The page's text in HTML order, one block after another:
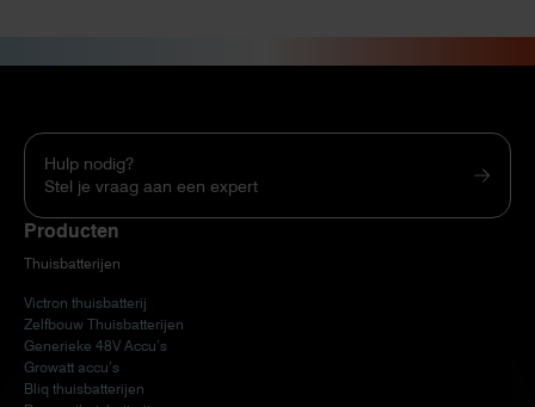
Hulp nodig?
Stel je vraag aan een expert
Producten
Thuisbatterijen
Victron thuisbatterij
Zelfbouw Thuisbatterijen
Generieke 48V Accu’s
Growatt accu’s
Bliq thuisbatterijen